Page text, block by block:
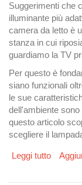
Suggerimenti che
illuminante più
camera da letto è
stanza in cui
guardiamo la TV
Per questo è
siano funzionali
le sue
dell'ambiente
questo articolo
scegliere il
Leggi tutto su